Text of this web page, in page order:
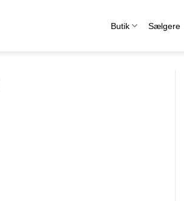
Butik Sælgere